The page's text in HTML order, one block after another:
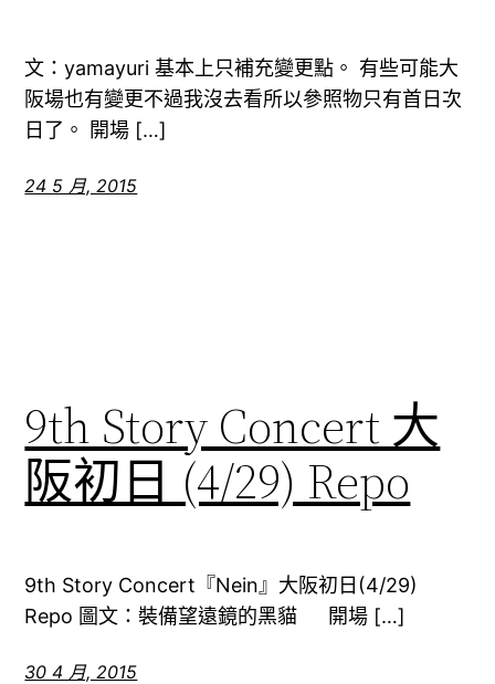
文：yamayuri 基本上只補充變更點。 有些可能大
阪場也有變更不過我沒去看所以參照物只有首日次
日了。 開場 […]
24 5 月, 2015
9th Story Concert 大
阪初日 (4/29) Repo
9th Story Concert『Nein』大阪初日(4/29)
Repo 圖文：裝備望遠鏡的黑貓 開場 […]
30 4 月, 2015